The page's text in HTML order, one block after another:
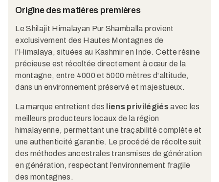
Origine des matières premières
Le Shilajit Himalayan Pur Shamballa provient
exclusivement des Hautes Montagnes de
l'Himalaya, situées au Kashmir en Inde. Cette résine
précieuse est récoltée directement à cœur de la
montagne, entre 4000 et 5000 mètres d'altitude,
dans un environnement préservé et majestueux.​
La marque entretient des liens privilégiésavec les
meilleurs producteurs locaux de la région
himalayenne, permettant une traçabilité complète et
une authenticité garantie. Le procédé de récolte suit
des méthodes ancestrales transmises de génération
en génération, respectant l'environnement fragile
des montagnes.​